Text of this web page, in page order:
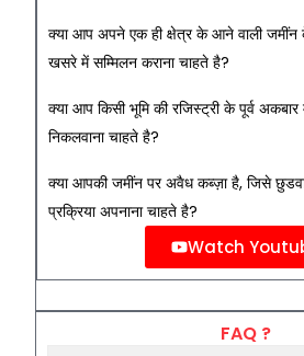
क्या आप अपने एक ही क्षेत्र के आने वाली
खसरे में सम्मिलन कराना चाहते है?
क्या आप किसी भूमि की रजिस्ट्री के पूर्व अकबार में
निकलवाना चाहते है?
क्या आपकी जमींन पर अवैध कब्ज़ा है, जिसे
प्रक्रिया अपनाना चाहते है?
Watch
FAQ ?